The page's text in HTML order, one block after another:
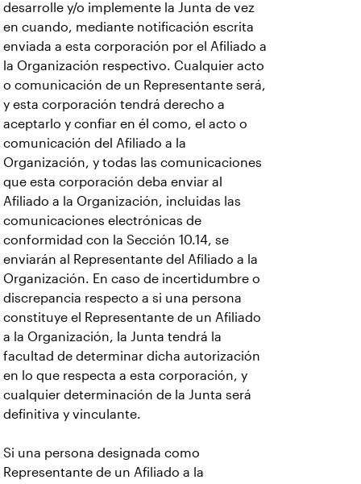
desarrolle y/o implemente la Junta de vez
en cuando, mediante notificación escrita
enviada a esta corporación por el Afiliado a
la Organización respectivo. Cualquier acto
o comunicación de un Representante será,
y esta corporación tendrá derecho a
aceptarlo y confiar en él como, el acto o
comunicación del Afiliado a la
Organización, y todas las comunicaciones
que esta corporación deba enviar al
Afiliado a la Organización, incluidas las
comunicaciones electrónicas de
conformidad con la Sección 10.14, se
enviarán al Representante del Afiliado a la
Organización. En caso de incertidumbre o
discrepancia respecto a si una persona
constituye el Representante de un Afiliado
a la Organización, la Junta tendrá la
facultad de determinar dicha autorización
en lo que respecta a esta corporación, y
cualquier determinación de la Junta será
definitiva y vinculante.
Si una persona designada como
Representante de un Afiliado a la